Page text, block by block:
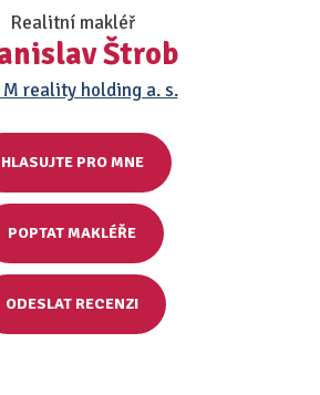
Realitní makléř
Štrob
M reality holding a. s.
HLASUJTE PRO MNE
POPTAT MAKLÉŘE
ODESLAT RECENZI